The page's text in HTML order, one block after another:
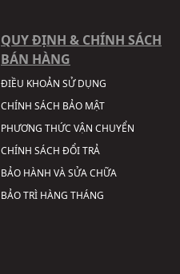
QUY ĐỊNH & CHÍNH SÁCH
BÁN HÀNG
ĐIỀU KHOẢN SỬ DỤNG
CHÍNH SÁCH BẢO MẬT
PHƯƠNG THỨC VẬN CHUYỂN
CHÍNH SÁCH ĐỔI TRẢ
BẢO HÀNH VÀ SỬA CHỮA
BẢO TRÌ HÀNG THÁNG